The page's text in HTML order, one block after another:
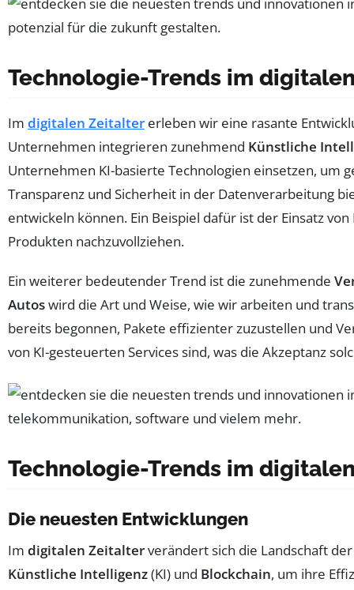
Technologie-Trends im
Im digitalen Zeitalter erleben wir eine rasante
Unternehmen integrieren zunehmend Künstliche
Unternehmen KI-basierte Technologien einsetzen, um
Transparenz und Sicherheit in der Datenverarbeitung
entwickeln können. Ein Beispiel dafür ist der Einsatz
Produkten nachzuvollziehen.
Ein weiterer bedeutender Trend ist die zunehmende
Autoswird die Art und Weise, wie wir arbeiten und
bereits begonnen, Pakete effizienter zuzustellen und
von KI-gesteuerten Services sind, was die Akzeptanz
Technologie-Trends im
Die neuesten Entwicklungen
Im digitalen Zeitalterverändert sich die Landschaft
Künstliche Intelligenz(KI) und Blockchain, um ihre